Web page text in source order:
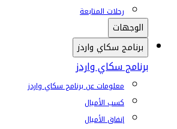
رحلات المتابعة
الوجهات
برنامج سكاي واردز
برنامج سكاي واردز
معلومات عن برنامج سكاي واردز
كسب الأميال
إنفاق الأميال